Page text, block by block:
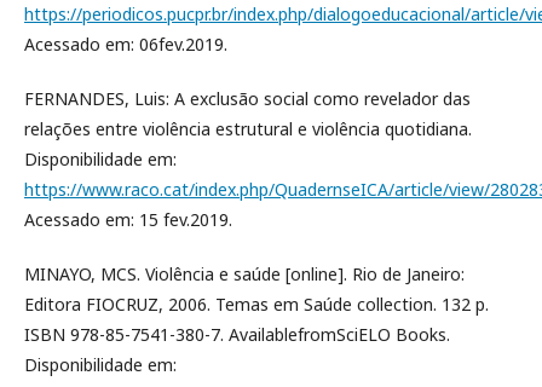
https://periodicos.pucpr.br/index.php/dialogoeducacional/article/
Acessado em: 06fev.2019.
FERNANDES, Luis: A exclusão social como revelador das
relações entre violência estrutural e violência quotidiana.
Disponibilidade em:
https://www.raco.cat/index.php/QuadernseICA/article/view/
Acessado em: 15 fev.2019.
MINAYO, MCS. Violência e saúde [online]. Rio de Janeiro:
Editora FIOCRUZ, 2006. Temas em Saúde collection. 132 p.
ISBN 978-85-7541-380-7. AvailablefromSciELO Books.
Disponibilidade em: